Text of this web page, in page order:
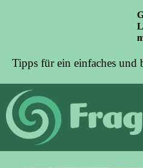
Tipps für ein einfaches und